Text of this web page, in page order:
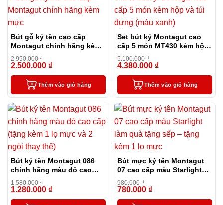
Bút gỗ ký tên cao cấp
Montagut chính hãng kèm
mực
2.950.000₫
2.500.000 ₫
Thêm vào giỏ hàng
Set bút ký Montagut cao
cấp 5 món MT430 kèm hộp
và túi đựng màu xanh
5.100.000₫
4.380.000 ₫
Thêm vào giỏ hàng
Bút ký tên Montagut 086
chính hãng màu đỏ cao
cấp tặng kèm 1 lọ mực và 2
ngòi thay thế
1.580.000₫
1.280.000 ₫
Bút mực ký tên Montagut
07 cao cấp màu Starlight
làm quà tặng sếp – tặng
kèm 1 lọ mực
980.000₫
780.000 ₫